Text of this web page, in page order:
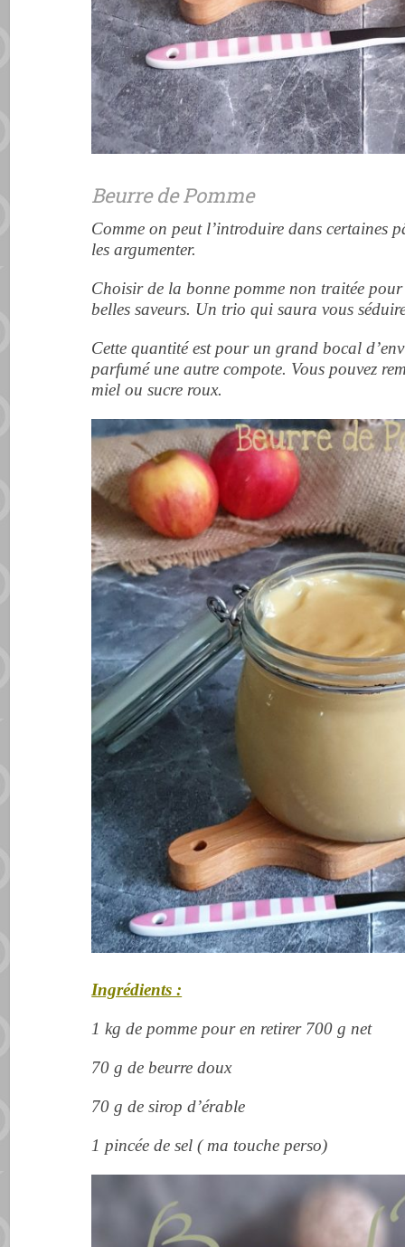
Beurre de Pomme
Comme on peut l’introduire dans certaines
les argumenter.
Choisir de la bonne pomme non traitée
belles saveurs. Un trio qui saura vous
Cette quantité est pour un grand bocal
parfumé une autre compote. Vous pouvez
miel ou sucre roux.
Ingrédients :
1 kg de pomme pour en retirer 700 g net
70 g de beurre doux
70 g de sirop d’érable
1 pincée de sel ( ma touche perso)